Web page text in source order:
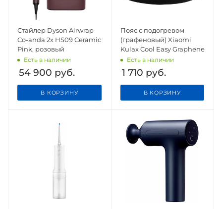
Стайлер Dyson Airwrap
Co-anda 2x HS09 Ceramic
Pink, розовый
Есть в наличии
54 900 руб.
В КОРЗИНУ
Пояс с подогревом
(графеновый) Xiaomi
Kulax Cool Easy Graphene
Есть в наличии
1 710 руб.
В КОРЗИНУ